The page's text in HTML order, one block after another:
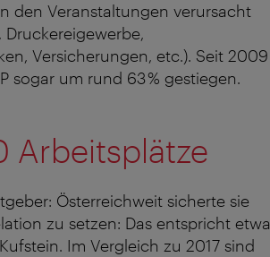
den Veranstaltungen verursacht
Versicherungen, etc.). Seit 2009
sogar um rund 63 % gestiegen.
Arbeitsplätze
Österreichweit sicherte sie
zu setzen: Das entspricht etwa
Im Vergleich zu 2017 sind